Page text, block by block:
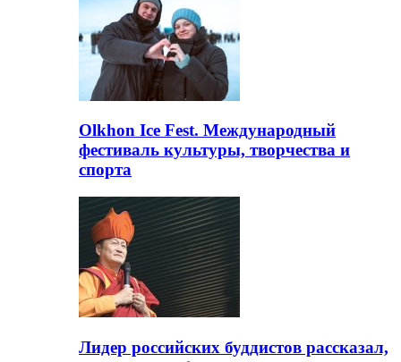
Olkhon Ice Fest. Международный
фестиваль культуры, творчества и
спорта
Лидер российских буддистов рассказал,